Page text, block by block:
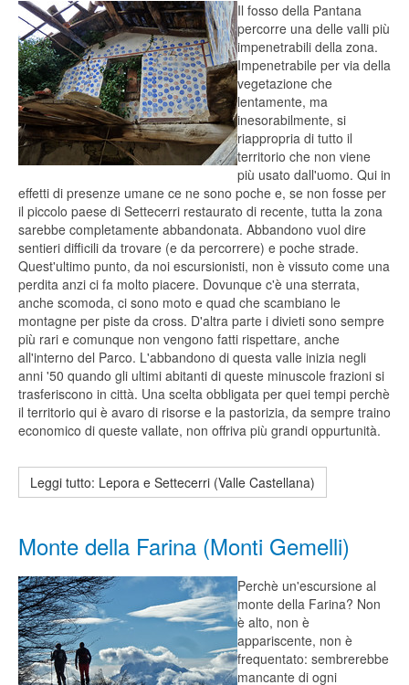
Il fosso della Pantana
percorre una delle valli più
impenetrabili della zona.
Impenetrabile per via della
vegetazione che
lentamente, ma
inesorabilmente, si
riappropria di tutto il
territorio che non viene
più usato dall'uomo. Qui in
effetti di presenze umane ce ne sono poche e, se non fosse per
il piccolo paese di Settecerri restaurato di recente, tutta la zona
sarebbe completamente abbandonata. Abbandono vuol dire
sentieri difficili da trovare (e da percorrere) e poche strade.
Quest'ultimo punto, da noi escursionisti, non è vissuto come una
perdita anzi ci fa molto piacere. Dovunque c'è una sterrata,
anche scomoda, ci sono moto e quad che scambiano le
montagne per piste da cross. D'altra parte i divieti sono sempre
più rari e comunque non vengono fatti rispettare, anche
all'interno del Parco. L'abbandono di questa valle inizia negli
anni '50 quando gli ultimi abitanti di queste minuscole frazioni si
trasferiscono in città. Una scelta obbligata per quei tempi perchè
il territorio qui è avaro di risorse e la pastorizia, da sempre traino
economico di queste vallate, non offriva più grandi oppurtunità.
Leggi tutto: Lepora e Settecerri (Valle Castellana)
Monte della Farina (Monti Gemelli)
Perchè un'escursione al
monte della Farina? Non
è alto, non è
appariscente, non è
frequentato: sembrerebbe
mancante di ogni